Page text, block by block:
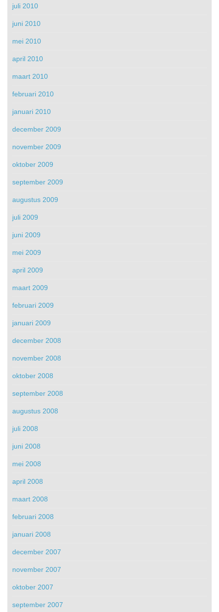
juli 2010
juni 2010
mei 2010
april 2010
maart 2010
februari 2010
januari 2010
december 2009
november 2009
oktober 2009
september 2009
augustus 2009
juli 2009
juni 2009
mei 2009
april 2009
maart 2009
februari 2009
januari 2009
december 2008
november 2008
oktober 2008
september 2008
augustus 2008
juli 2008
juni 2008
mei 2008
april 2008
maart 2008
februari 2008
januari 2008
december 2007
november 2007
oktober 2007
september 2007